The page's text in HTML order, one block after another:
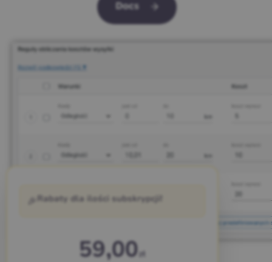
Docs
🎉 Rabaty dla ilości subskrypcji!
59,00